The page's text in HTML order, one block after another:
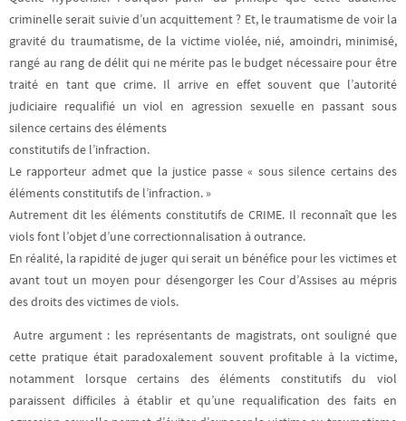
criminelle serait suivie d’un acquittement ? Et, le traumatisme de voir la
gravité du traumatisme, de la victime violée, nié, amoindri, minimisé,
rangé au rang de délit qui ne mérite pas le budget nécessaire pour être
traité en tant que crime. Il arrive en effet souvent que l’autorité
judiciaire requalifié un viol en agression sexuelle en passant sous
silence certains des éléments
constitutifs de l’infraction.
Le rapporteur admet que la justice passe « sous silence certains des
éléments constitutifs de l’infraction. »
Autrement dit les éléments constitutifs de CRIME. Il reconnaît que les
viols font l’objet d’une correctionnalisation à outrance.
En réalité, la rapidité de juger qui serait un bénéfice pour les victimes et
avant tout un moyen pour désengorger les Cour d’Assises au mépris
des droits des victimes de viols.
Autre argument : les représentants de magistrats, ont souligné que
cette pratique était paradoxalement souvent profitable à la victime,
notamment lorsque certains des éléments constitutifs du viol
paraissent difficiles à établir et qu’une requalification des faits en